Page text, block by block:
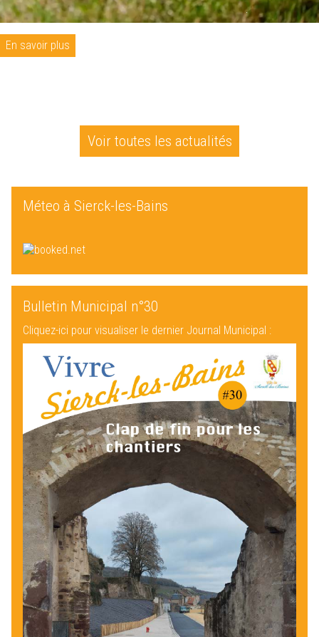
En savoir plus
Voir toutes les actualités
Méteo à Sierck-les-Bains
Bulletin Municipal n°30
Cliquez-ici pour visualiser le dernier Journal Municipal :